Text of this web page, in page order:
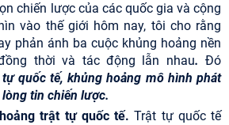
chiến lược của các quốc gia và cộng
vào thế giới hôm nay, tôi cho rằng
phản ánh ba cuộc khủng hoảng nền
thời và tác động lẫn nhau.Đó
quốc tế, khủng hoảng mô hình phát
tin chiến lược.
trật tự quốc tế.Trật tự quốc tế